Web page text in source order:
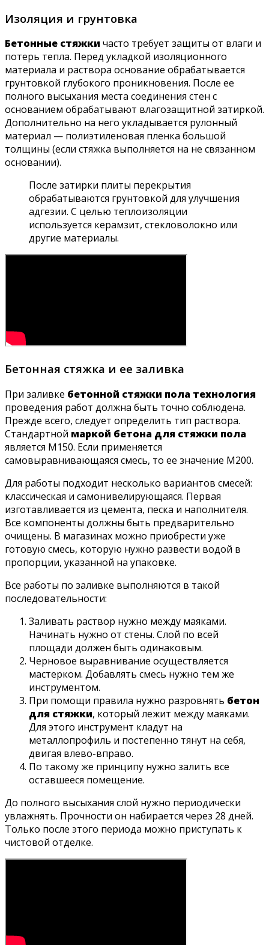
Изоляция и грунтовка
Бетонные стяжки часто требует защиты от влаги и
потерь тепла. Перед укладкой изоляционного
материала и раствора основание обрабатывается
грунтовкой глубокого проникновения. После ее
полного высыхания места соединения стен с
основанием обрабатывают влагозащитной затиркой.
Дополнительно на него укладывается рулонный
материал — полиэтиленовая пленка большой
толщины (если стяжка выполняется на не связанном
основании).
После затирки плиты перекрытия
обрабатываются грунтовкой для улучшения
адгезии. С целью теплоизоляции
используется керамзит, стекловолокно или
другие материалы.
Бетонная стяжка и ее заливка
При заливке бетонной стяжки пола технология
проведения работ должна быть точно соблюдена.
Прежде всего, следует определить тип раствора.
Стандартной маркой бетона для стяжки пола
является М150. Если применяется
самовыравнивающаяся смесь, то ее значение М200.
Для работы подходит несколько вариантов смесей:
классическая и самонивелирующаяся. Первая
изготавливается из цемента, песка и наполнителя.
Все компоненты должны быть предварительно
очищены. В магазинах можно приобрести уже
готовую смесь, которую нужно развести водой в
пропорции, указанной на упаковке.
Все работы по заливке выполняются в такой
последовательности:
Заливать раствор нужно между маяками.
Начинать нужно от стены. Слой по всей
площади должен быть одинаковым.
Черновое выравнивание осуществляется
мастерком. Добавлять смесь нужно тем же
инструментом.
При помощи правила нужно разровнять бетон
для стяжки, который лежит между маяками.
Для этого инструмент кладут на
металлопрофиль и постепенно тянут на себя,
двигая влево-вправо.
По такому же принципу нужно залить все
оставшееся помещение.
До полного высыхания слой нужно периодически
увлажнять. Прочности он набирается через 28 дней.
Только после этого периода можно приступать к
чистовой отделке.